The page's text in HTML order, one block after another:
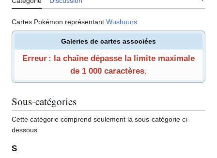
Cartes Pokémon représentant Wushours
Galeries de cartes associées
Erreur : la chaîne dépasse la limite maximale
de 1 000 caractères.
Sous-catégories
Cette catégorie comprend seulement la sous-catégorie ci-
dessous.
S